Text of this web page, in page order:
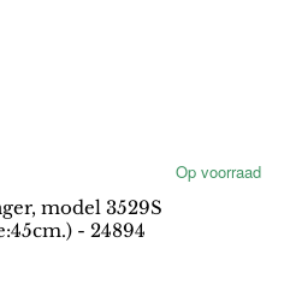
Op voorraad
model 3529S
- 24894